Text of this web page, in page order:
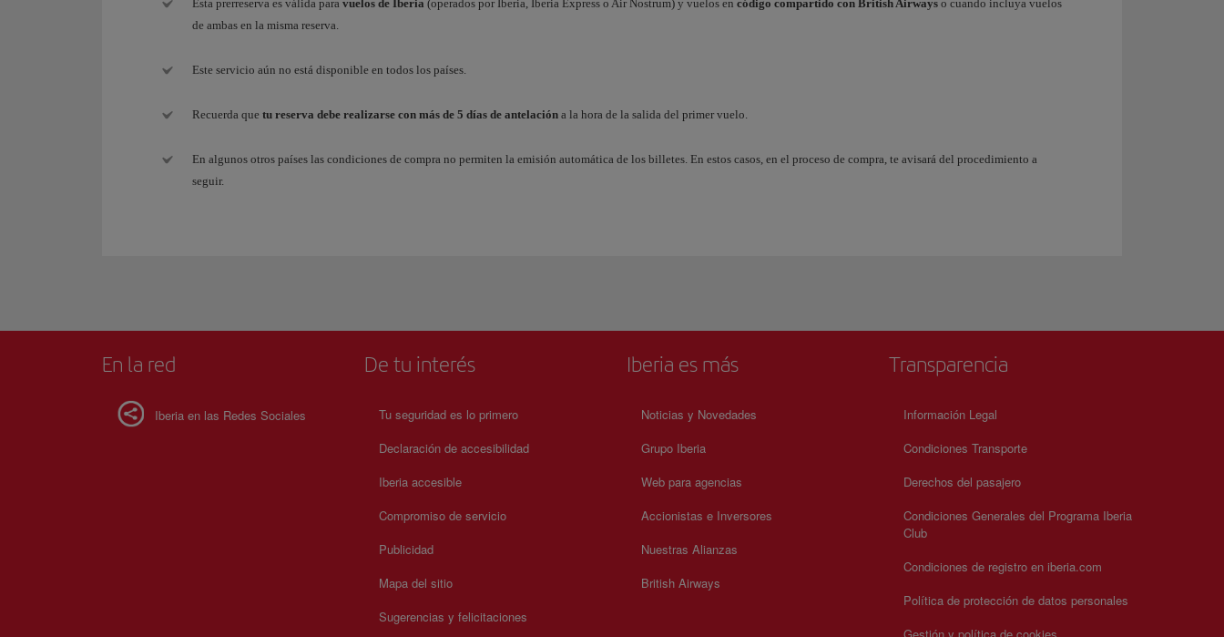
Esta prerreserva es válida para vuelos de Iberia (operados por Iberia, Iberia Express o Air Nostrum) y vuelos en código compartido con British Airways o cuando incluya vuelos
de ambas en la misma reserva.
Este servicio aún no está disponible en todos los países.
Recuerda que tu reserva debe realizarse con más de 5 días de antelación a la hora de la salida del primer vuelo.
En algunos otros países las condiciones de compra no permiten la emisión automática de los billetes. En estos casos, en el proceso de compra, te avisará del procedimiento a
seguir.
En la red
Iberia en las Redes Sociales
De tu interés
Tu seguridad es lo primero
Declaración de accesibilidad
Iberia accesible
Compromiso de servicio
Publicidad
Mapa del sitio
Sugerencias y felicitaciones
Iberia es más
Noticias y Novedades
Grupo Iberia
Web para agencias
Accionistas e Inversores
Nuestras Alianzas
British Airways
Transparencia
Información Legal
Condiciones Transporte
Derechos del pasajero
Condiciones Generales del Programa Iberia
Club
Condiciones de registro en iberia.com
Política de protección de datos personales